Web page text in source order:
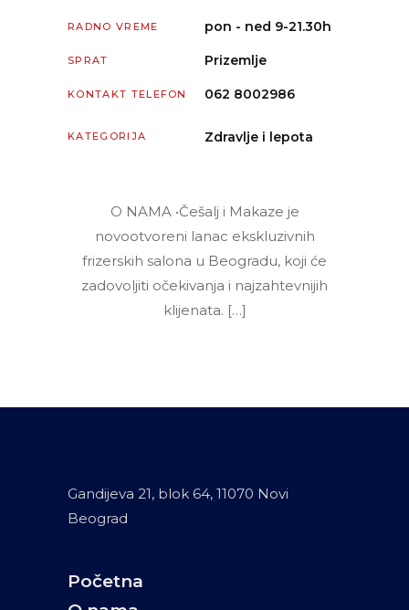
RADNO VREME pon - ned 9-21.30h
SPRAT Prizemlje
KONTAKT TELEFON 062 8002986
KATEGORIJA Zdravlje i lepota
O NAMA •Češalj i Makaze je
novootvoreni lanac ekskluzivnih
frizerskih salona u Beogradu, koji će
zadovoljiti očekivanja i najzahtevnijih
klijenata. […]
Gandijeva 21, blok 64, 11070 Novi
Beograd
Početna